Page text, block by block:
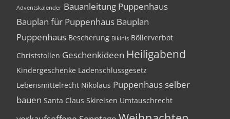
Adventskalender Bauanleitung Puppenhaus
Bauplan für Puppenhaus Bauplan
Puppenhaus Bescherung Bikinis Böllerverbot
Christstollen Geschenkideen Heiligabend
Kindergeschenke Ladenschlussgesetz
Lebensmittelrecht Nikolaus Puppenhaus selber
bauen Santa Claus Skireisen Umtauschrecht